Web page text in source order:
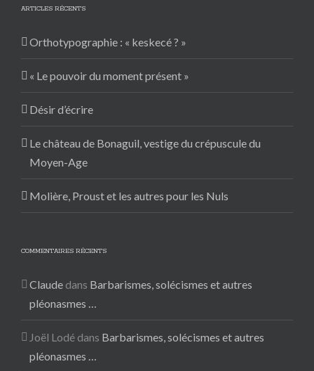
ARTICLES RÉCENTS
Orthotypographie : « keskecé ? »
« Le pouvoir du moment présent »
Désir d’écrire
Le château de Bonaguil, vestige du crépuscule du
Moyen-Age
Molière, Proust et les autres pour les Nuls
COMMENTAIRES RÉCENTS
Claude dans Barbarismes, solécismes et autres
pléonasmes …
Joël Lodé dans Barbarismes, solécismes et autres
pléonasmes …